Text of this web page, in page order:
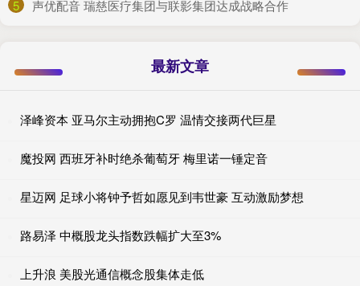
5 ​声优配音 瑞慈医疗集团与联影集团达成战略合作
最新文章
泽峰资本 亚马尔主动拥抱C罗 温情交接两代巨星
魔投网 西班牙补时绝杀葡萄牙 梅里诺一锤定音
星迈网 足球小将钟予哲如愿见到韦世豪 互动激励梦想
路易泽 中概股龙头指数跌幅扩大至3%
上升浪 美股光通信概念股集体走低